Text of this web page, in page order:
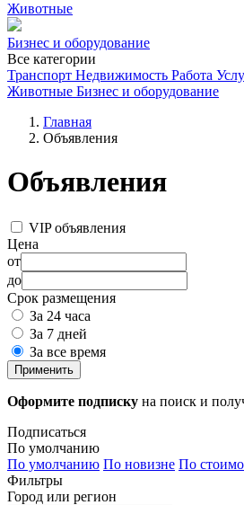
Животные
Бизнес и оборудование
Все категории
Транспорт Недвижимость Работа
Животные Бизнес и оборудование
Главная
Объявления
Объявления
VIP объявления
Цена
от
до
Срок размещения
За 24 часа
За 7 дней
За все время
Применить
Оформите подписку на поиск и
Подписаться
По умолчанию
По умолчанию По новизне По
Фильтры
Город или регион